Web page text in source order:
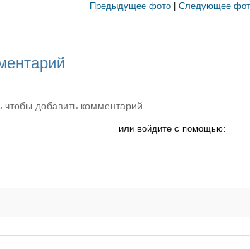
Предыдущее фото| Следующее
чтобы добавить комментарий.
или войдите с помощью: